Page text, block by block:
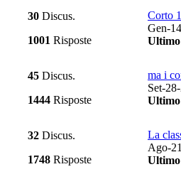
30 Discus.
1001 Risposte
Corto
Gen-
Ultimo
45 Discus.
1444 Risposte
ma i
Set-
Ultimo
32 Discus.
1748 Risposte
La
Ago-
Ultimo